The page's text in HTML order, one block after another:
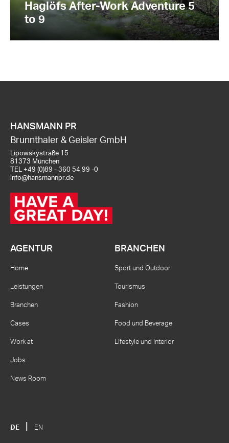
Haglöfs After-Work Adventure 5
to 9
HANSMANN PR
Brunnthaler & Geisler GmbH
Lipowskystraße 15
81373 München
TEL +49 (0)89 - 360 54 99 -0
info@hansmannpr.de
AGENTUR
Home
Leistungen
Branchen
Cases
Work at
Jobs
News Room
BRANCHEN
Sport und Outdoor
Tourismus
Fashion
Food und Beverage
Lifestyle und Interior
DE EN